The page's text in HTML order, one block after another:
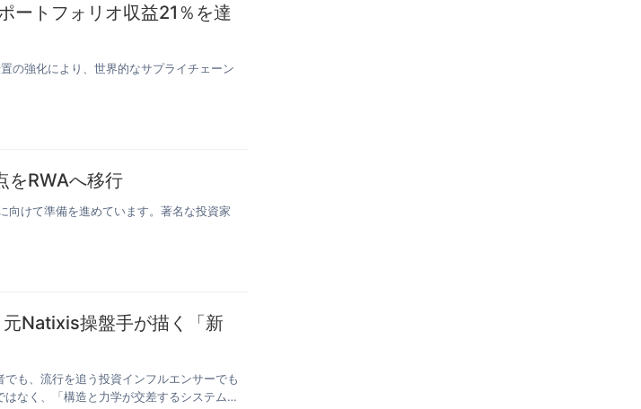
ートフォリオ収益21％を達
の強化により、世界的なサプライチェーン
をRWAへ移行
向けて準備を進めています。著名な投資家
Natixis操盤手が描く「新
も、流行を追う投資インフルエンサーでも
なく、「構造と力学が交差するシステム」